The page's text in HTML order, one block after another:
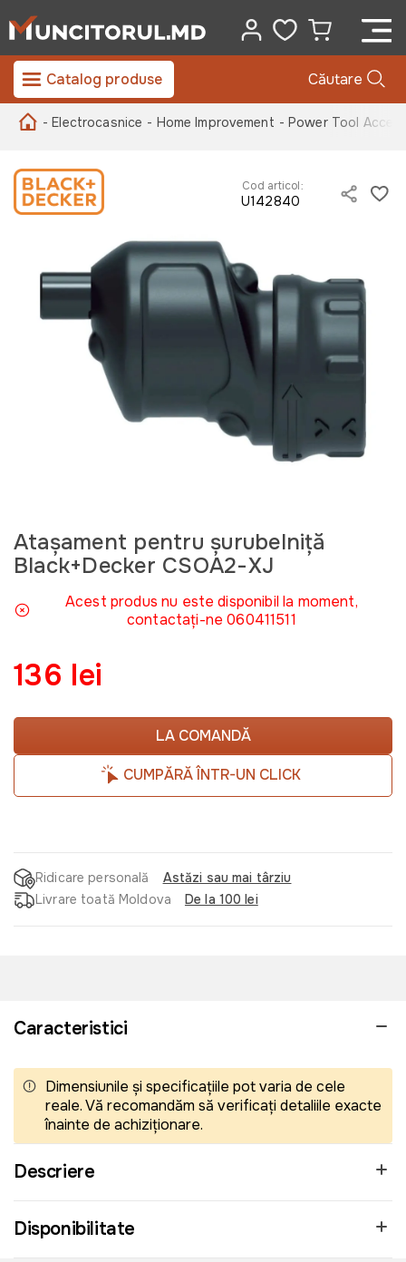
Catalog produse Căutare
- Electrocasnice - Home Improvement - Power Tool
Cod articol:
U142840
Atașament pentru șurubelniță
Black+Decker CSOA2-XJ
Acest produs nu este disponibil la moment,
contactați-ne 060411511
136 lei
LA COMANDĂ
CUMPĂRĂ ÎNTR-UN CLICK
Ridicare personală
Astăzi sau mai târziu
Livrare toată Moldova
De la 100 lei
Caracteristici
Dimensiunile și specificațiile pot varia de cele
reale. Vă recomandăm să verificați detaliile exacte
înainte de achiziționare.
Descriere
Disponibilitate